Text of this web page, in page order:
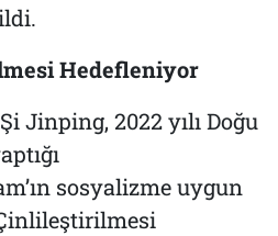
Hedefleniyor
Jinping, 2022 yılı Doğu
sosyalizme uygun